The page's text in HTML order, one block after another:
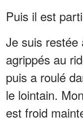
Puis il est
Je suis restée
agrippés au
puis a roulé
le lointain.
est froid